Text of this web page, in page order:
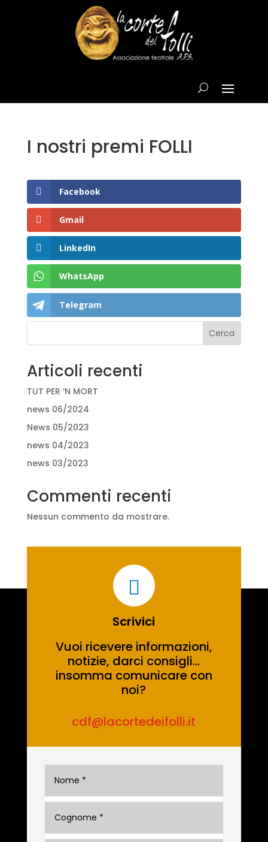
I nostri premi FOLLI
Facebook
Gmail
LinkedIn
WhatsApp
Telegram
Cerca
Articoli recenti
TUT PER ‘N MORT
news 06/2024
News 05/2023
news 04/2023
news 03/2023
Commenti recenti
Nessun commento da mostrare.

Scrivici
Vuoi ricevere informazioni,
notizie, darci consigli…
insomma comunicare con
noi?
cdf@lacortedeifolli.it